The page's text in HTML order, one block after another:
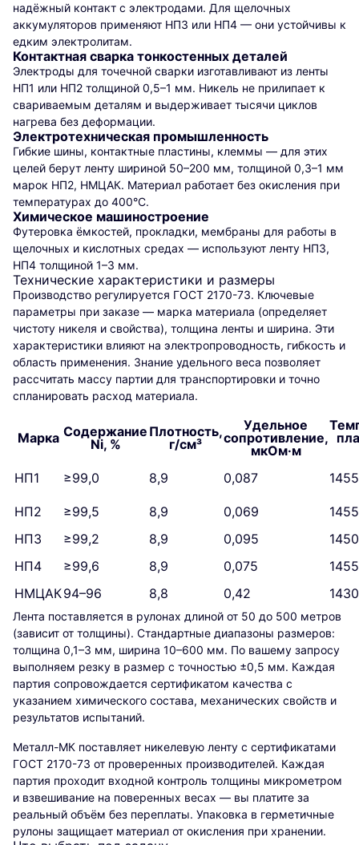
надёжный контакт с электродами. Для щелочных
аккумуляторов применяют НП3 или НП4 — они устойчивы к
едким электролитам.
Контактная сварка тонкостенных деталей
Электроды для точечной сварки изготавливают из ленты
НП1 или НП2 толщиной 0,5–1 мм. Никель не прилипает к
свариваемым деталям и выдерживает тысячи циклов
нагрева без деформации.
Электротехническая промышленность
Гибкие шины, контактные пластины, клеммы — для этих
целей берут ленту шириной 50–200 мм, толщиной 0,3–1 мм
марок НП2, НМЦАК. Материал работает без окисления при
температурах до 400°С.
Химическое машиностроение
Футеровка ёмкостей, прокладки, мембраны для работы в
щелочных и кислотных средах — используют ленту НП3,
НП4 толщиной 1–3 мм.
Технические характеристики и размеры
Производство регулируется ГОСТ 2170-73. Ключевые
параметры при заказе — марка материала (определяет
чистоту никеля и свойства), толщина ленты и ширина. Эти
характеристики влияют на электропроводность, гибкость и
область применения. Знание удельного веса позволяет
рассчитать массу партии для транспортировки и точно
спланировать расход материала.
Марка Содержание
Ni, %
Плотность,
г/см³
Удельное
сопротивление,
мкОм·м
НП1 ≥99,0 8,9 0,087 1455
НП2 ≥99,5 8,9 0,069
1455
НП3
≥99,2 8,9 0,095
1450
НП4
≥99,6 8,9 0,075
1455
НМЦАК94–96 8,8 0,42 1430
Лента поставляется в рулонах длиной от 50 до 500 метров
(зависит от толщины). Стандартные диапазоны размеров:
толщина 0,1–3 мм, ширина 10–600 мм. По вашему запросу
выполняем резку в размер с точностью ±0,5 мм. Каждая
партия сопровождается сертификатом качества с
указанием химического состава, механических свойств и
результатов испытаний.
Металл-МК поставляет никелевую ленту с сертификатами
ГОСТ 2170-73 от проверенных производителей. Каждая
партия проходит входной контроль толщины микрометром
и взвешивание на поверенных весах — вы платите за
реальный объём без переплаты. Упаковка в герметичные
рулоны защищает материал от окисления при хранении.